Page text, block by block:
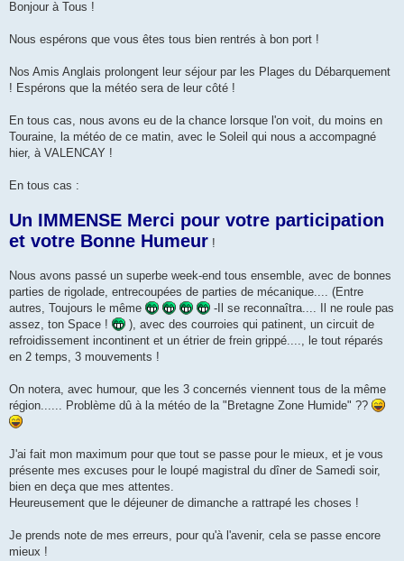
s
g
o
l
Bonjour à Tous !
Nous espérons que vous êtes tous bien rentrés à bon port !
Nos Amis Anglais prolongent leur séjour par les Plages du Débarquement
! Espérons que la météo sera de leur côté !
En tous cas, nous avons eu de la chance lorsque l'on voit, du moins en
Touraine, la météo de ce matin, avec le Soleil qui nous a accompagné
hier, à VALENCAY !
En tous cas :
Un IMMENSE Merci pour votre participation
et votre Bonne Humeur !
Nous avons passé un superbe week-end tous ensemble, avec de bonnes
parties de rigolade, entrecoupées de parties de mécanique.... (Entre
autres, Toujours le même
-Il se reconnaîtra.... Il ne roule pas
assez, ton Space !
), avec des courroies qui patinent, un circuit de
refroidissement incontinent et un étrier de frein grippé...., le tout réparés
en 2 temps, 3 mouvements !
On notera, avec humour, que les 3 concernés viennent tous de la même
région...... Problème dû à la météo de la "Bretagne Zone Humide" ??
J'ai fait mon maximum pour que tout se passe pour le mieux, et je vous
présente mes excuses pour le loupé magistral du dîner de Samedi soir,
bien en deça que mes attentes.
Heureusement que le déjeuner de dimanche a rattrapé les choses !
Je prends note de mes erreurs, pour qu'à l'avenir, cela se passe encore
mieux !